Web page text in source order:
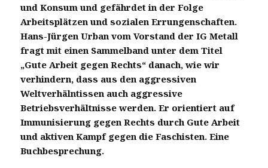
und Konsum und gefährdet in der Folge
Arbeitsplätzen und sozialen Errungenschaften.
Hans-Jürgen Urban vom Vorstand der IG Metall
fragt mit einen Sammelband unter dem Titel
„Gute Arbeit gegen Rechts“ danach, wie wir
verhindern, dass aus den aggressiven
Weltverhälntissen auch aggressive
Betriebsverhältnisse werden. Er orientiert auf
Immunisierung gegen Rechts durch Gute Arbeit
und aktiven Kampf gegen die Faschisten. Eine
Buchbesprechung.